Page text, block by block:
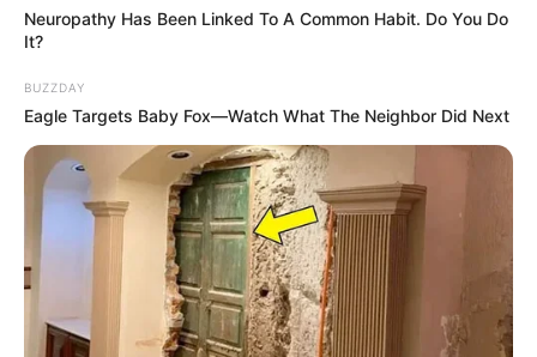
Neuropathy Has Been Linked To A Common Habit. Do You Do
It?
BUZZDAY
Eagle Targets Baby Fox—Watch What The Neighbor Did Next